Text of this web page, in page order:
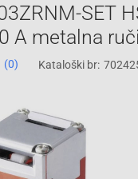
lice
SET
A metalna
(0) Kataloški br: